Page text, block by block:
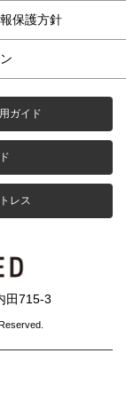
保護方針
ガイド
レス
田715-3